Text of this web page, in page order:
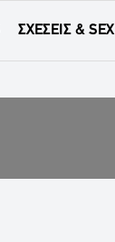
ΣΧΕΣΕΙΣ & SEX